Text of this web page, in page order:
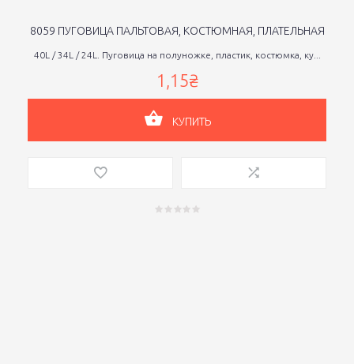
8059 ПУГОВИЦА ПАЛЬТОВАЯ, КОСТЮМНАЯ, ПЛАТЕЛЬНАЯ
40L / 34L / 24L. Пуговица на полуножке, пластик, костюмка, ку...
1,15₴
КУПИТЬ